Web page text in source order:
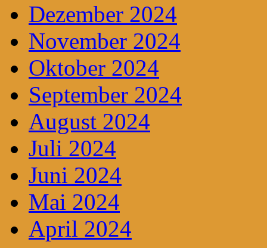
Dezember 2024
November 2024
Oktober 2024
September 2024
August 2024
Juli 2024
Juni 2024
Mai 2024
April 2024